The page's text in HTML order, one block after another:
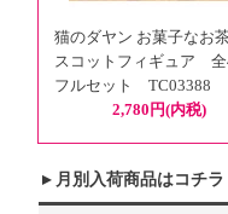
猫のダヤン お菓子なお
スコットフィギュア
フルセット TC03388
2,780円(内税)
月別入荷商品はコチラ